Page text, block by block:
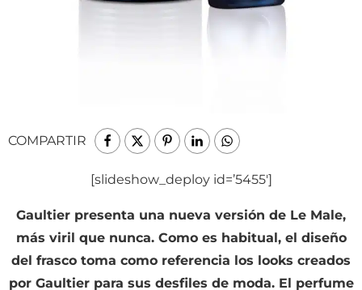
COMPARTIR
[slideshow_deploy id=’5455′]
Gaultier presenta una nueva versión de Le Male,
más viril que nunca. Como es habitual, el diseño
del frasco toma como referencia los looks creados
por Gaultier para sus desfiles de moda. El perfume